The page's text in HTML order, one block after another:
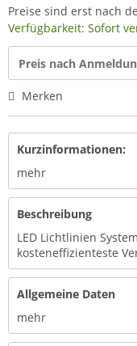
Preise sind erst nach
Verfügbarkeit: Sofort
Preis nach
Merken
Kurzinformationen:
mehr
Beschreibung
LED Lichtlinien
kosteneffizienteste
Allgemeine Daten
mehr